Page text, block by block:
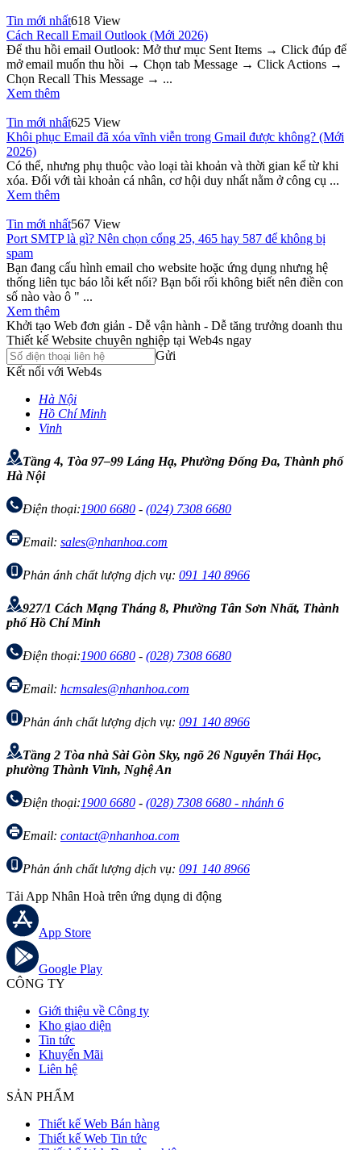
Tin mới nhất618 View
Cách Recall Email Outlook (Mới 2026)
Để thu hồi email Outlook: Mở thư mục Sent Items → Click đúp để
mở email muốn thu hồi → Chọn tab Message → Click Actions →
Chọn Recall This Message → ...
Xem thêm
Tin mới nhất625 View
Khôi phục Email đã xóa vĩnh viễn trong Gmail được không? (Mới
2026)
Có thể, nhưng phụ thuộc vào loại tài khoản và thời gian kể từ khi
xóa. Đối với tài khoản cá nhân, cơ hội duy nhất nằm ở công cụ ...
Xem thêm
Tin mới nhất567 View
Port SMTP là gì? Nên chọn cổng 25, 465 hay 587 để không bị
spam
Bạn đang cấu hình email cho website hoặc ứng dụng nhưng hệ
thống liên tục báo lỗi kết nối? Bạn bối rối không biết nên điền con
số nào vào ô " ...
Xem thêm
Khởi tạo Web đơn giản - Dễ vận hành - Dễ tăng trưởng doanh thu
Thiết kế Website chuyên nghiệp tại Web4s ngay
Gửi
Kết nối với Web4s
Hà Nội
Hồ Chí Minh
Vinh
Tầng 4, Tòa 97–99 Láng Hạ, Phường Đống Đa, Thành phố
Hà Nội
Điện thoại:1900 6680 - (024) 7308 6680
Email: sales@nhanhoa.com
Phản ánh chất lượng dịch vụ: 091 140 8966
927/1 Cách Mạng Tháng 8, Phường Tân Sơn Nhất, Thành
phố Hồ Chí Minh
Điện thoại:1900 6680 - (028) 7308 6680
Email: hcmsales@nhanhoa.com
Phản ánh chất lượng dịch vụ: 091 140 8966
Tầng 2 Tòa nhà Sài Gòn Sky, ngõ 26 Nguyễn Thái Học,
phường Thành Vinh, Nghệ An
Điện thoại:1900 6680 - (028) 7308 6680 - nhánh 6
Email: contact@nhanhoa.com
Phản ánh chất lượng dịch vụ: 091 140 8966
Tải App Nhân Hoà trên ứng dụng di động
App Store
Google Play
CÔNG TY
Giới thiệu về Công ty
Kho giao diện
Tin tức
Khuyến Mãi
Liên hệ
SẢN PHẨM
Thiết kế Web Bán hàng
Thiết kế Web Tin tức